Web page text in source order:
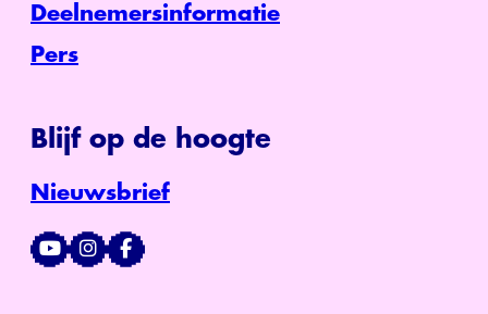
Deelnemersinformatie
Pers
Blijf op de hoogte
Nieuwsbrief